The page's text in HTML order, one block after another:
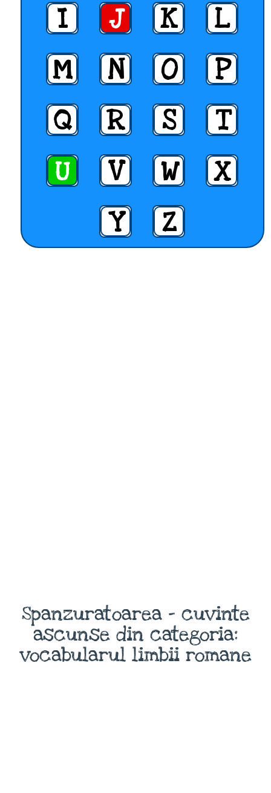
I
J K
L
M
N O
P
Q
R S
T
U
V W
X
Y
Z
Spanzuratoarea - cuvinte
ascunse din categoria:
vocabularul limbii romane